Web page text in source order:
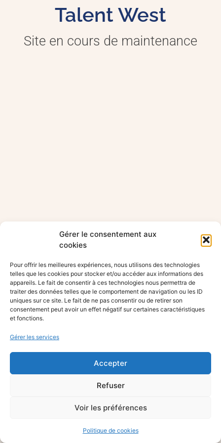
Gérer le consentement aux
cookies
Pour offrir les meilleures expériences, nous utilisons des technologies
telles que les cookies pour stocker et/ou accéder aux informations des
appareils. Le fait de consentir à ces technologies nous permettra de
traiter des données telles que le comportement de navigation ou les ID
uniques sur ce site. Le fait de ne pas consentir ou de retirer son
consentement peut avoir un effet négatif sur certaines caractéristiques
et fonctions.
Gérer les services
Accepter
Refuser
Voir les préférences
Politique de cookies
Talent West
Site en cours de maintenance